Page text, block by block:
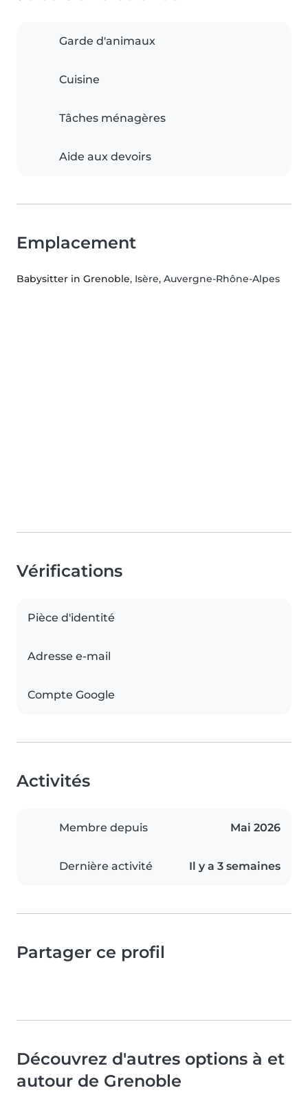
Garde d'animaux
Cuisine
Tâches ménagères
Aide aux devoirs
Emplacement
Babysitter in Grenoble, Isère, Auvergne-Rhône-Alpes
Vérifications
Pièce d'identité
Adresse e-mail
Compte Google
Activités
Membre depuis Mai 2026
Dernière activité Il y a 3 semaines
Partager ce profil
Découvrez d'autres options à et
autour de Grenoble